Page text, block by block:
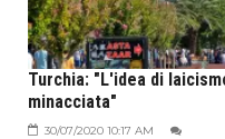
Turchia: "L'idea di
minacciata"
30/07/2020 10:17 AM